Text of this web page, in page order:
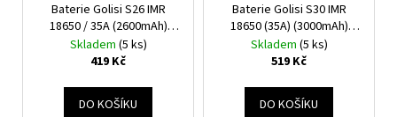
Baterie Golisi S26 IMR
18650 / 35A (2600mAh)
(2ks + pouzdro)
Skladem (5 ks)
419 Kč
DO KOŠÍKU
Baterie Golisi S30 IMR
18650 (35A) (3000mAh)
(2ks + pouzdro)
Skladem (5 ks)
519 Kč
DO KOŠÍKU